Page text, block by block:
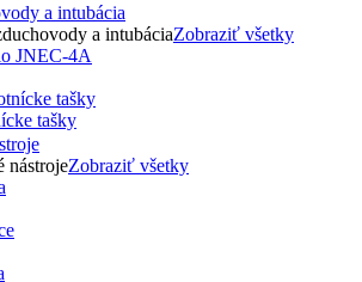
a intubácia
a intubáciaZobraziť všetky
tašky
nástrojeZobraziť všetky